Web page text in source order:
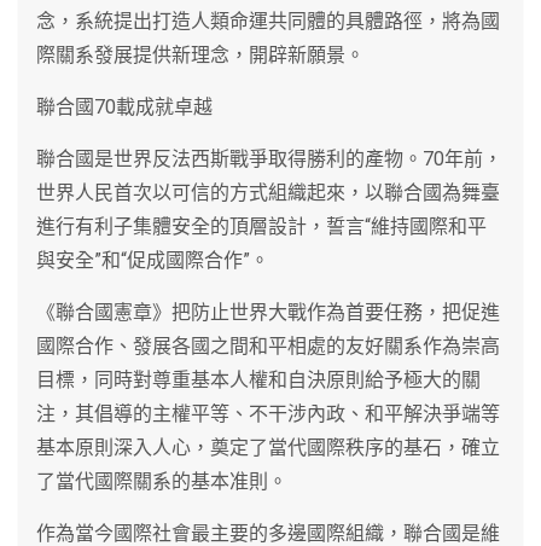
念，系統提出打造人類命運共同體的具體路徑，將為國
際關系發展提供新理念，開辟新願景。
聯合國70載成就卓越
聯合國是世界反法西斯戰爭取得勝利的產物。70年前，
世界人民首次以可信的方式組織起來，以聯合國為舞臺
進行有利子集體安全的頂層設計，誓言“維持國際和平
與安全”和“促成國際合作”。
《聯合國憲章》把防止世界大戰作為首要任務，把促進
國際合作、發展各國之間和平相處的友好關系作為崇高
目標，同時對尊重基本人權和自決原則給予極大的關
注，其倡導的主權平等、不干涉內政、和平解決爭端等
基本原則深入人心，奠定了當代國際秩序的基石，確立
了當代國際關系的基本准則。
作為當今國際社會最主要的多邊國際組織，聯合國是維